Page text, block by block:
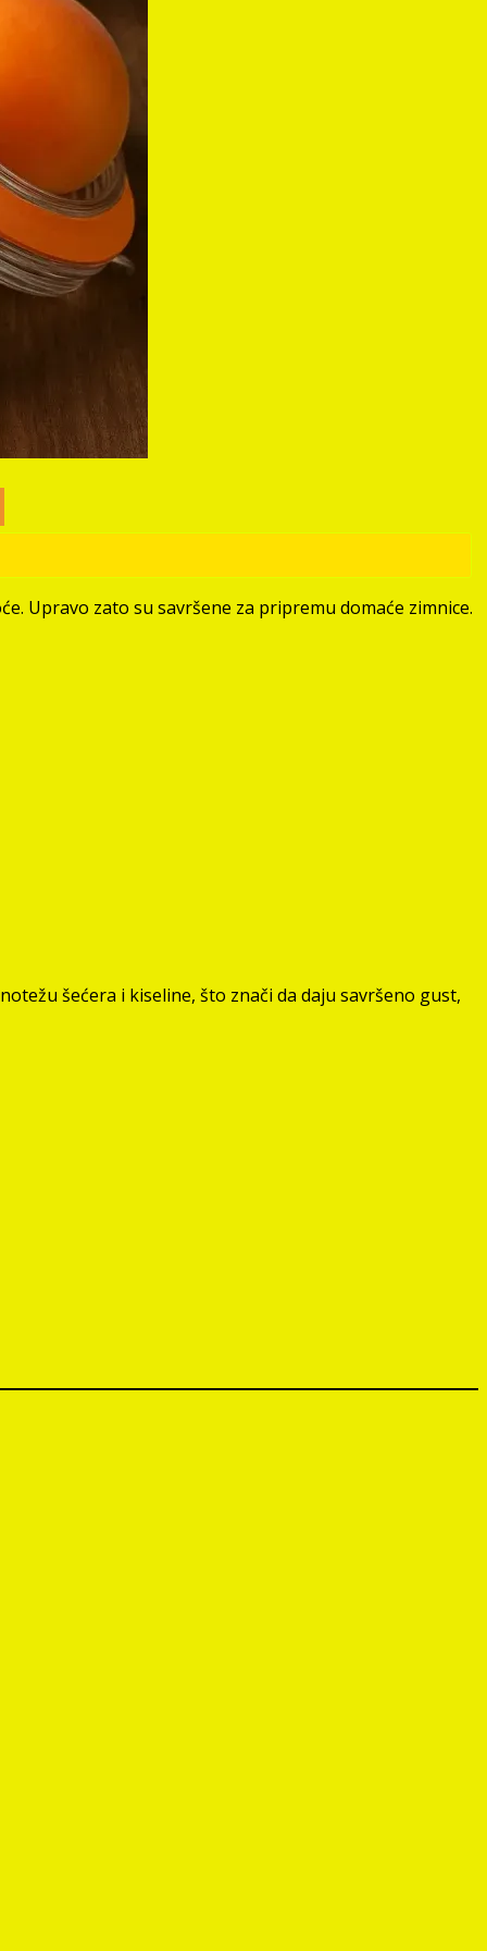
Upravo zato su savršene za pripremu domaće zimnice.
šećera i kiseline, što znači da daju savršeno gust,